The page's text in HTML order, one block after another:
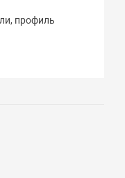
профиль